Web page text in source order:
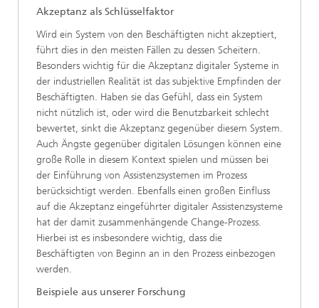
Akzeptanz als Schlüsselfaktor
Wird ein System von den Beschäftigten nicht akzeptiert,
führt dies in den meisten Fällen zu dessen Scheitern.
Besonders wichtig für die Akzeptanz digitaler Systeme in
der industriellen Realität ist das subjektive Empfinden der
Beschäftigten. Haben sie das Gefühl, dass ein System
nicht nützlich ist, oder wird die Benutzbarkeit schlecht
bewertet, sinkt die Akzeptanz gegenüber diesem System.
Auch Ängste gegenüber digitalen Lösungen können eine
große Rolle in diesem Kontext spielen und müssen bei
der Einführung von Assistenzsystemen im Prozess
berücksichtigt werden. Ebenfalls einen großen Einfluss
auf die Akzeptanz eingeführter digitaler Assistenzsysteme
hat der damit zusammenhängende Change-Prozess.
Hierbei ist es insbesondere wichtig, dass die
Beschäftigten von Beginn an in den Prozess einbezogen
werden.
Beispiele aus unserer Forschung